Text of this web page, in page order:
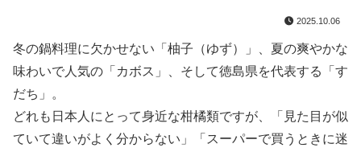
2025.10.06
冬の鍋料理に欠かせない「柚子（ゆず）」、夏の爽やかな
味わいで人気の「カボス」、そして徳島県を代表する「す
だち」。
どれも日本人にとって身近な柑橘類ですが、「見た目が似
ていて違いがよく分からない」「スーパーで買うときに迷